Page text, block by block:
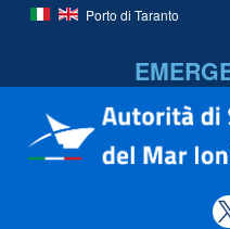
Porto di Taranto